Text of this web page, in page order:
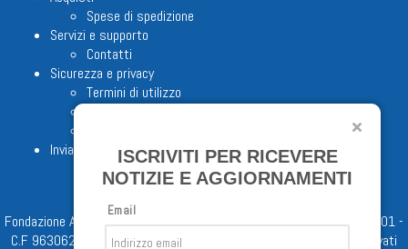
Spese di spedizione
Servizi e supporto
Contatti
Sicurezza e privacy
Termini di utilizzo
Invia proposta editoriale
Fondazione Apostolicam Actuositatem ETS © 2023 - P.I. 05398481001 -
C.F 96306220581 - REA 888781 del 23/02/98 - Tutti i diritti riservati
ISCRIVITI PER RICEVERE
NOTIZIE E AGGIORNAMENTI
Email